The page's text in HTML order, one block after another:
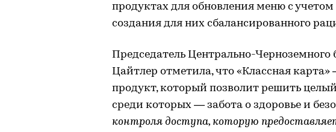
продуктах для обновления меню с
создания для них сбалансированного
Председатель Центрально-
Цайтлер отметила, что «Классная
продукт, который позволит решить
среди которых — забота о здоровье и
контроля доступа, которую